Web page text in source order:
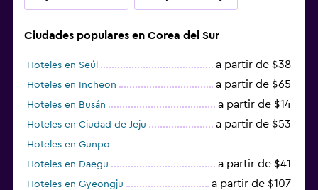
Ciudades populares en Corea del Sur
Hoteles en Seúl a partir de $38
Hoteles en Incheon a partir de $65
Hoteles en Busán a partir de $14
Hoteles en Ciudad de Jeju a partir de $53
Hoteles en Gunpo
Hoteles en Daegu
a partir de $41
Hoteles en Gyeongju a partir de $107